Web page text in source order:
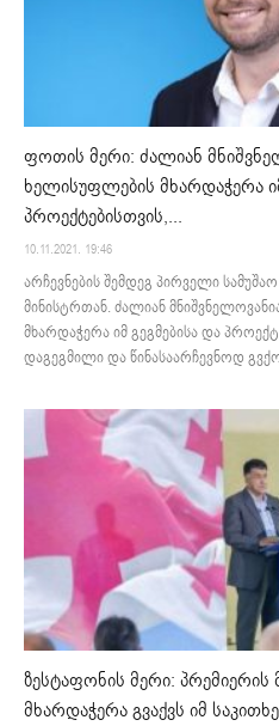
ფოთის მერი: ძალიან
ხელისუფლების მხარდაჭერა
პროექტებისთვის,...
10.11.2021. 19:46
არჩევნების შემდეგ პირველი
მინისტრთან. ძალიან
მხარდაჭერა იმ გეგმებისა და
დაგეგმილი და წინასაარჩევნოდ
ზესტაფონის მერი:
მხარდაჭერა გვაქვს იმ